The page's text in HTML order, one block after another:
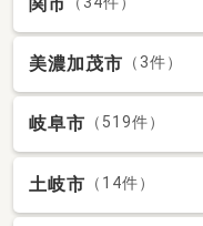
美濃加茂市 （3件）
岐阜市 （519件）
土岐市 （14件）